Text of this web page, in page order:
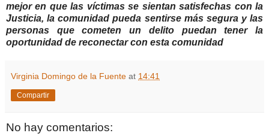
mejor en que las víctimas se sientan satisfechas con la
Justicia, la comunidad pueda sentirse más segura y las
personas que cometen un delito puedan tener la
oportunidad de reconectar con esta comunidad
Virginia Domingo de la Fuente at 14:41
Compartir
No hay comentarios: